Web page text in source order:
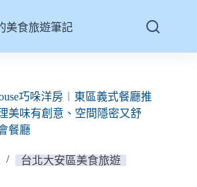
美食旅遊筆記
巧哚洋房︱東區義式餐廳推
美味有創意、空間隱密又舒
餐廳
台北大安區美食旅遊